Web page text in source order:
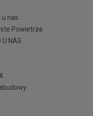
u nas
Powietrze
NAS